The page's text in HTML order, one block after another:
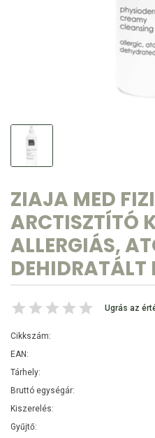
ZIAJA MED
ARCTISZTÍTÓ
ALLERGIÁS,
DEHIDRATÁLT
Ugrás az
Cikkszám:
EAN:
Tárhely:
Bruttó egységár:
Kiszerelés:
Gyűjtő: